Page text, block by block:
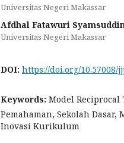
Universitas Negeri Makassar
Afdhal Fatawuri
Universitas Negeri Makassar
DOI: https://doi.org/10.57008/
Keywords: Model Reciprocal
Pemahaman, Sekolah Dasar,
Inovasi Kurikulum